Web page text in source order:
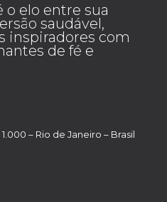
o elo entre sua
saudável,
inspiradores com
de fé e
– Rio de Janeiro – Brasil